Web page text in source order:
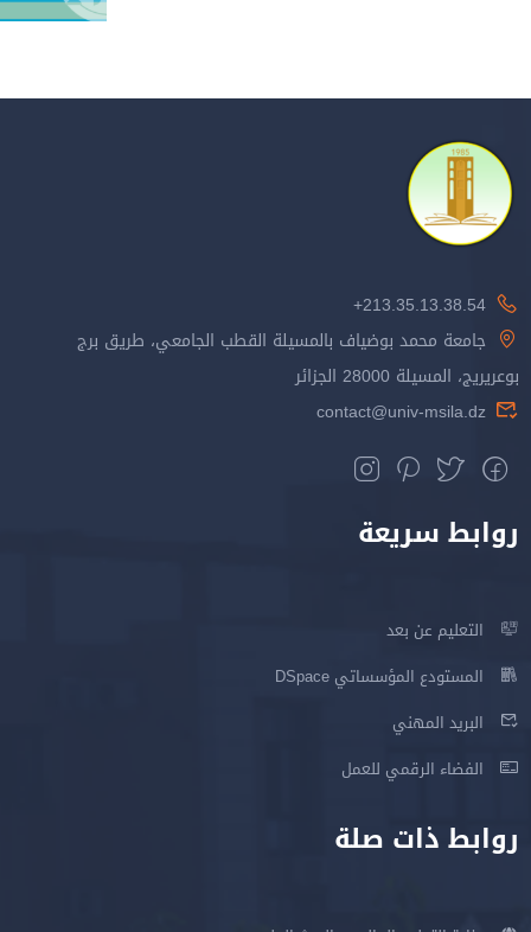
213.35.13.38.54+
جامعة محمد بوضياف بالمسيلة القطب الجامعي، طريق برج
بوعريريج، المسيلة 28000 الجزائر
contact@univ-msila.dz
روابط سريعة
التعليم عن بعد
المستودع المؤسساتي DSpace
البريد المهني
الفضاء الرقمي للعمل
روابط ذات صلة